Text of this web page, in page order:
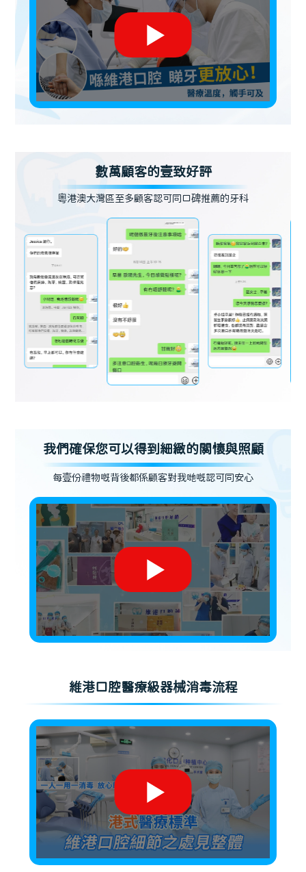
數萬顧客的壹致好評
粵港澳大灣區至多顧客認可同口碑推薦的牙科
我們確保您可以得到細緻的關懷與照顧
每壹份禮物嘅背後都係顧客對我哋嘅認可同安心
維港口腔醫療級器械消毒流程